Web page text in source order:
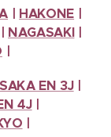
HAKONE
NAGASAKI|
EN 3J
4J